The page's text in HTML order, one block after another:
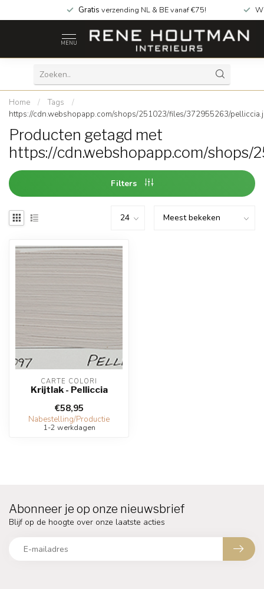
Gratis verzending NL & BE vanaf €75!
MENU
Home / Tags
/
https://cdn.webshopapp.com/shops/251023/files/372955263/
Producten getagd met
https://cdn.webshopapp.com/
Filters
CARTE COLORI
Krijtlak - Pelliccia
€58,95
Nabestelling/Productie
1-2 werkdagen
Abonneer je op onze nieuwsbrief
Blijf op de hoogte over onze laatste acties